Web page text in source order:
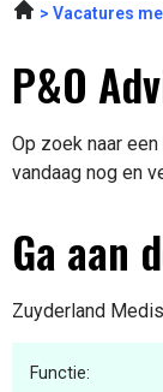
Vacatures
P&O
Op zoek naar
vandaag nog en
Ga aan
Zuyderland
Functie: